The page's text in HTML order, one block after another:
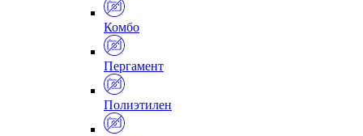
Комбо
Пергамент
Полиэтилен